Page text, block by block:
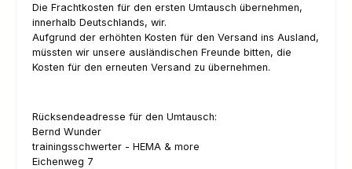
Die Frachtkosten für den ersten Umtausch übernehmen,
innerhalb Deutschlands, wir.
Aufgrund der erhöhten Kosten für den Versand ins Ausland,
müssten wir unsere ausländischen Freunde bitten, die
Kosten für den erneuten Versand zu übernehmen.
Rücksendeadresse für den Umtausch:
Bernd Wunder
trainingsschwerter - HEMA & more
Eichenweg 7